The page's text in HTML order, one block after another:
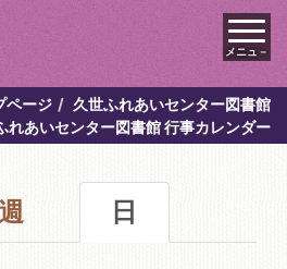
メニュ－
ページ
久世ふれあいセンター図書館
れあいセンター図書館 行事カレンダー
日